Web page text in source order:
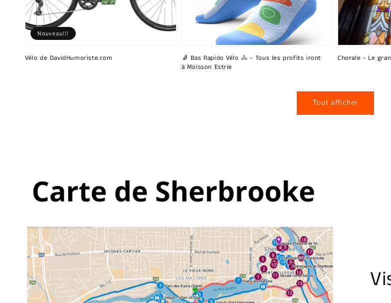
Vélo de DavidHumoriste.com
Nouveau!!!
🧦 Bas Rapido Vélo 🚴 - Tous les profits iront
à Moisson Estrie
Chorale - Le
Tout afficher